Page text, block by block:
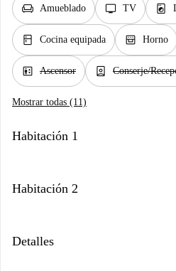
chair Amueblado tv TV local_laundry_service
kitchen Cocina equipada oven_gen Horno
elevator Ascensor person_book Conserje/
Mostrar todas (11)
Habitación 1
Habitación 2
Detalles